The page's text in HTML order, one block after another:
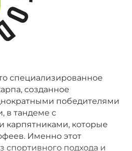
специализированное
созданное
победителями
в тандеме с
карпятниками, которые
Именно этот
спортивного подхода и